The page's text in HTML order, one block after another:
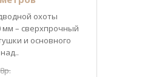
охоты
мм – сверхпрочный
и основного